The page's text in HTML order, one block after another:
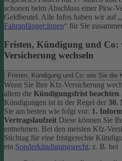
schonen beim Abschluss einer Pkw-
Geldbeutel. Alle Infos haben wir auf „
Fahranfänger:innen“ für Sie
Fristen, Kündigung und Co:
Versicherung wechseln
Fristen, Kündigung und Co: wie Sie die
Wenn Sie Ihre Kfz-Versicherung
allem die Kündigungsfrist beachten
Kündigungen ist in der Regel der 30.
Sie am besten wie folgt vor: 1.
Vertragslaufzeit Diese können Sie
entnehmen. Bei den meisten Kfz-
Stichtag für eine fristgerechte
ein Sonderkündigungsrecht, z. B. bei